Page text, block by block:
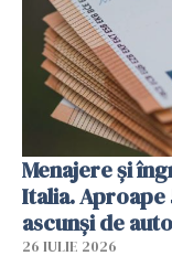
Menajere și
Italia.
ascunși de
26 IULIE 2026